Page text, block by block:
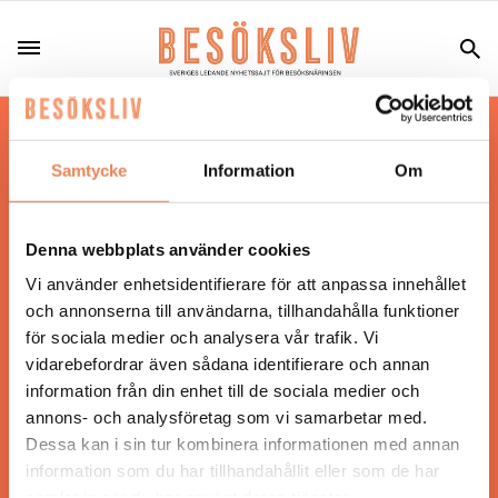
Samtycke Information Om
Denna webbplats använder cookies
Vi använder enhetsidentifierare för att anpassa innehållet
och annonserna till användarna, tillhandahålla funktioner
för sociala medier och analysera vår trafik. Vi
vidarebefordrar även sådana identifierare och annan
information från din enhet till de sociala medier och
annons- och analysföretag som vi samarbetar med.
Dessa kan i sin tur kombinera informationen med annan
information som du har tillhandahållit eller som de har
Hos oss läser du landets mest uppdaterade
nyheter och snackisar inom besöksnäringen.
Besöksliv i sin tryckta form är ett affärsmagasin
Tidningen ges ut avVisita
ANSVARIG UTGIVARE
Jonas Siljhammar
UPPHOVSRÄTT